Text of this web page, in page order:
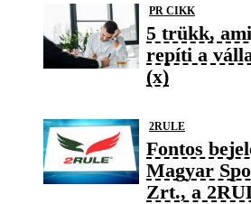
PR CIKK
5 trükk,
repíti a
(x)
2RULE
Fontos
Magyar
Zrt., a